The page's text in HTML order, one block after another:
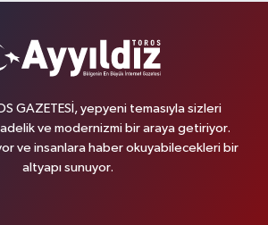
GAZETESİ, yepyeni temasıyla sizleri
ve modernizmi bir araya getiriyor.
ve insanlara haber okuyabilecekleri bir
altyapı sunuyor.